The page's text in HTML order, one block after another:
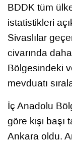
BDDK tüm
istatistikleri
Sivaslılar
civarında
Bölgesindeki
mevduatı
İç Anadolu
göre kişi başı
Ankara oldu.